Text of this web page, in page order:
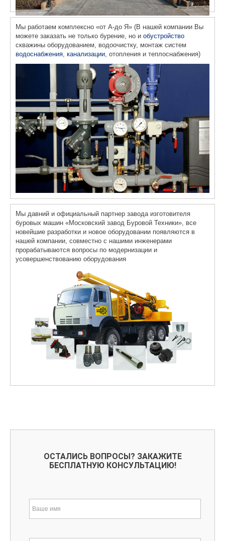
Мы работаем комплексно «от А-до Я» (В нашей компании Вы
можете заказать не только бурение, но и обустройство
скважины оборудованием, водоочистку, монтаж систем
водоснабжения, канализации, отопления и теплоснабжения)
Мы давний и официальный партнер завода изготовителя
буровых машин «Московский завод Буровой Техники», все
новейшие разработки и новое оборудовании появляются в
нашей компании, совместно с нашими инженерами
прорабатываются вопросы по модернизации и
усовершенствованию оборудования
ОСТАЛИСЬ ВОПРОСЫ? ЗАКАЖИТЕ
БЕСПЛАТНУЮ КОНСУЛЬТАЦИЮ!